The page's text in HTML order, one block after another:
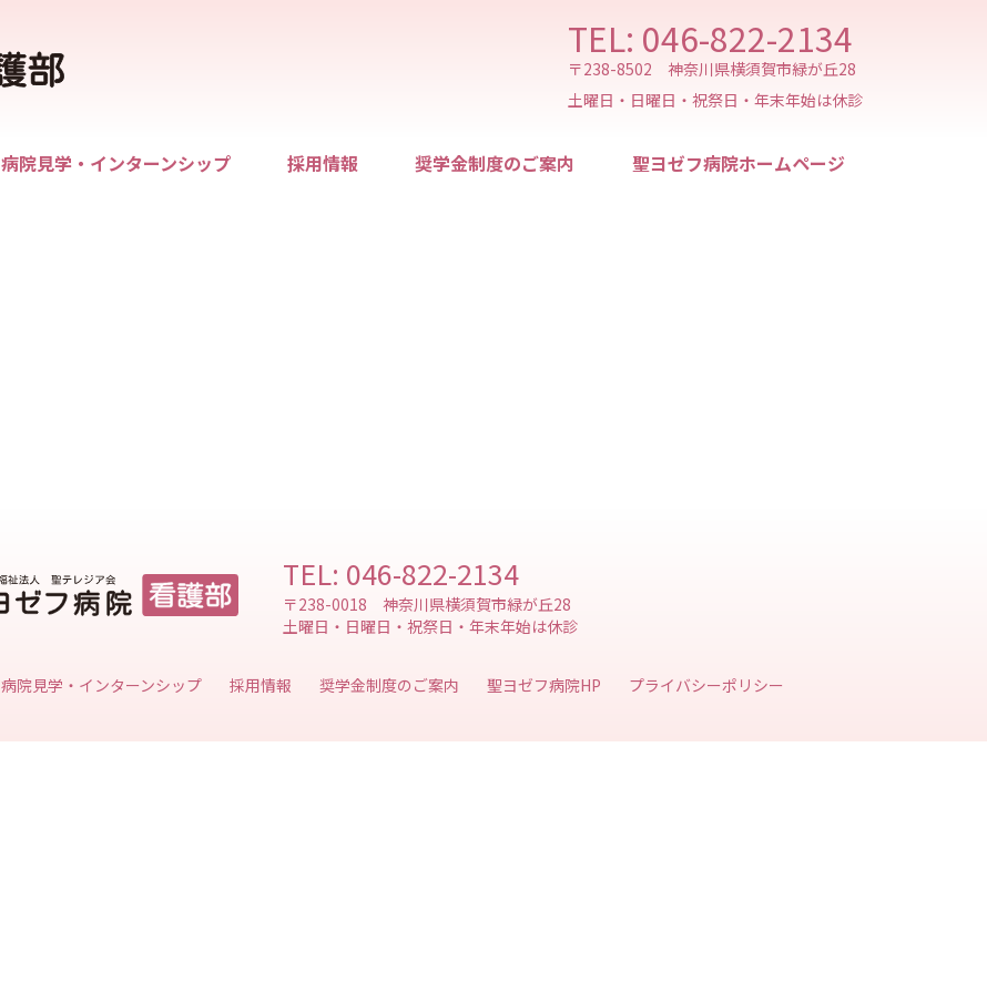
TEL: 046-822-2134
〒238-8502 神奈川県横須賀市緑が丘28
土曜日・日曜日・祝祭日・年末年始は休診
病院見学・インターンシップ 採用情報 奨学金制度のご案内 聖ヨゼフ病院ホームページ
TEL: 046-822-2134
〒238-0018 神奈川県横須賀市緑が丘28
土曜日・日曜日・祝祭日・年末年始は休診
病院見学・インターンシップ 採用情報 奨学金制度のご案内 聖ヨゼフ病院HP プライバシーポリシー